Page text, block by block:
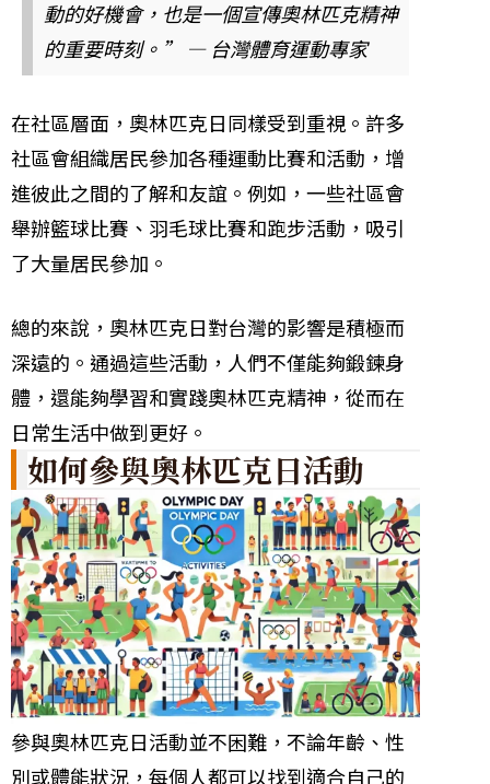
動的好機會，也是一個宣傳奧林匹克精神
的重要時刻。” — 台灣體育運動專家
在社區層面，奧林匹克日同樣受到重視。許多
社區會組織居民參加各種運動比賽和活動，增
進彼此之間的了解和友誼。例如，一些社區會
舉辦籃球比賽、羽毛球比賽和跑步活動，吸引
了大量居民參加。
總的來說，奧林匹克日對台灣的影響是積極而
深遠的。通過這些活動，人們不僅能夠鍛鍊身
體，還能夠學習和實踐奧林匹克精神，從而在
日常生活中做到更好。
如何參與奧林匹克日活動
參與奧林匹克日活動並不困難，不論年齡、性
別或體能狀況，每個人都可以找到適合自己的